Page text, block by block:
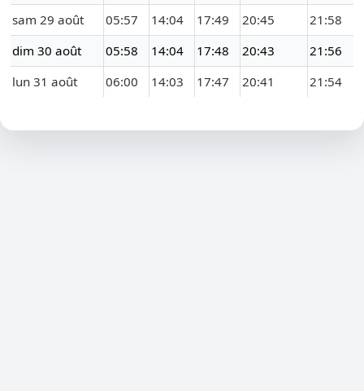
sam 29 août
05:57 14:04 17:49 20:45
21:58
dim 30 août
05:58 14:04 17:48 20:43
21:56
lun 31 août
06:00 14:03 17:47 20:41 21:54